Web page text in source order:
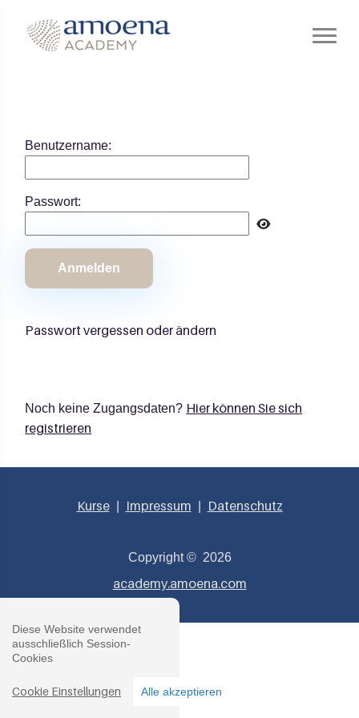
Benutzername:
Passwort:
Passwort vergessen oder ändern
Noch keine Zugangsdaten? Hier können Sie sich
registrieren
Kurse| Impressum Datenschutz
Copyright © 2026
academy.amoena.com
Diese Website verwendet
ausschließlich Session-
Cookies
Cookie Einstellungen Alle akzeptieren